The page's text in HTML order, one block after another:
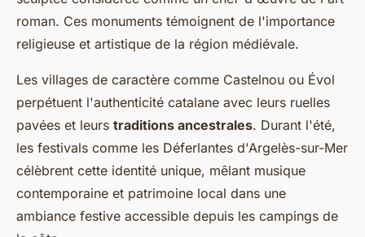
roman. Ces monuments témoignent de l'importance
religieuse et artistique de la région médiévale.
Les villages de caractère comme Castelnou ou Évol
perpétuent l'authenticité catalane avec leurs ruelles
pavées et leurs traditions ancestrales. Durant l'été,
les festivals comme les Déferlantes d'Argelès-sur-Mer
célèbrent cette identité unique, mêlant musique
contemporaine et patrimoine local dans une
ambiance festive accessible depuis les campings de